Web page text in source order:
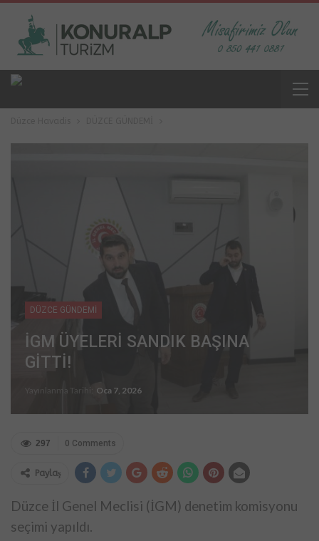
DÜZCE GÜNDEMİ
İGM ÜYELERİ SANDIK BAŞINA
GİTTİ!
Yayınlanma Tarihi: Oca 7, 2026
0 Comments
297
Paylaş
Düzce İl Genel Meclisi (İGM) denetim komisyonu
seçimi yapıldı.